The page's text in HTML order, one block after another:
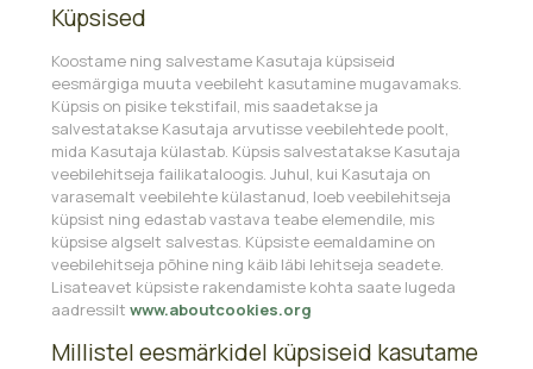
Küpsised
Koostame ning salvestame Kasutaja küpsiseid
eesmärgiga muuta veebileht kasutamine mugavamaks.
Küpsis on pisike tekstifail, mis saadetakse ja
salvestatakse Kasutaja arvutisse veebilehtede poolt,
mida Kasutaja külastab. Küpsis salvestatakse Kasutaja
veebilehitseja failikataloogis. Juhul, kui Kasutaja on
varasemalt veebilehte külastanud, loeb veebilehitseja
küpsist ning edastab vastava teabe elemendile, mis
küpsise algselt salvestas. Küpsiste eemaldamine on
veebilehitseja põhine ning käib läbi lehitseja seadete.
Lisateavet küpsiste rakendamiste kohta saate lugeda
aadressilt www.aboutcookies.org
Millistel eesmärkidel küpsiseid kasutame